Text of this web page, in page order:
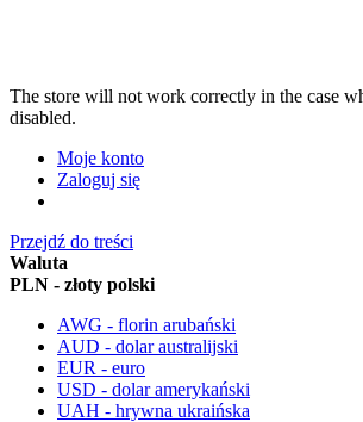
The store will not work correctly in the case
disabled.
Moje konto
Zaloguj się
Przejdź do treści
Waluta
PLN - złoty polski
AWG - florin arubański
AUD - dolar australijski
EUR - euro
USD - dolar amerykański
UAH - hrywna ukraińska